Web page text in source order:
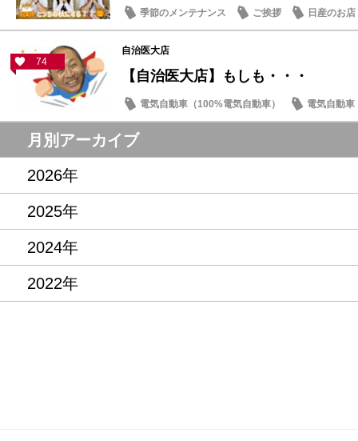
季節のメンテナンス ご挨拶 日産のお店
74
自治医大店
【自治医大店】もしも・・・
電気自動車（100%電気自動車）
電気自動車
車検・点検
保険
月別アーカイブ
2026年
2025年
2024年
2022年